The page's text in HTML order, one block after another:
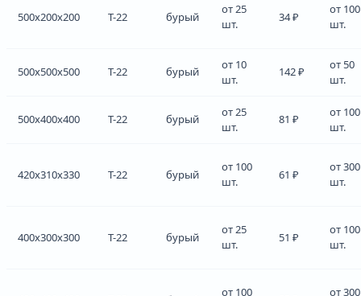
500x200x200 Т-22 бурый
от 25
шт.
34 ₽
от 100
шт.
500x500x500 Т-22 бурый
от 10
шт.
142 ₽
от 50
шт.
500x400x400 Т-22 бурый
от 25
шт.
81 ₽
от 100
шт.
420x310x330 Т-22 бурый
от 100
шт.
61 ₽
от 300
шт.
400x300x300 Т-22 бурый
от 25
шт.
51 ₽
от 100
шт.
от 100
от 300